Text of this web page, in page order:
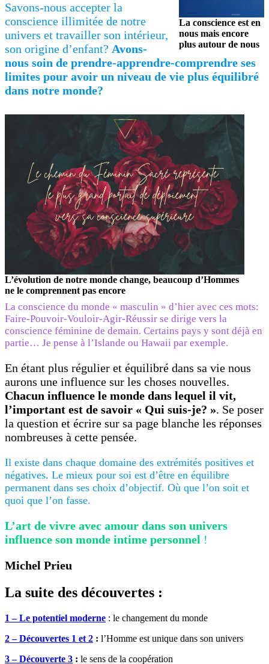
La conscience est en
nous mais encore
plus autour de nous
Savons-nous accepter la
conscience illimitée de notre
univers et travailler son intérieur,
son origine d’enfant? Avons-
nous soin de prendre-apprendre-comprendre ses
limites pour avoir un niveau de vie plus équilibré
dans notre monde?
L’évolution de notre monde change, beaucoup d’Hommes
ne le comprennent pas encore
La conscience du monde « masculin » d’hier avec ces mots:
Faire-Pouvoir-Vouloir-Agir-Réussir se dirige vers la
conscience féminine de demain. Certains pays y sont déjà en
partie… Je pense à l’Islande ou Hawaii par exemple.
En étant plus régulier et équilibré dans sa vie nous
aurons une influence sur les choses nouvelles.
Chacun influence le monde dans lequel il vit,
l’important est de savoir « Qui suis-je? ». Se poser
la question et écrire sur sa page blanche les réponses
nombreuses à cette pensée.
Il existe dans chaque domaine des extrémités positives et
négatives. Le mieux pour soi est d’être en équilibre
permanent dans ses choix d’objectif. Où que l’on soit et
quoi que l’on fasse.
L’art de vivre avec amour dans son univers
influence son monde intime personnel !
Michel Prieu
La suite des découvertes :
1 – Le potentiel moderne : le changement du monde
2 – Découvertes 1 et 2 : l’Homme est unique dans son univers
3 – Découverte 3 : le sens de la coopération